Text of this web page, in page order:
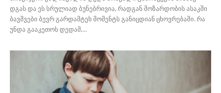
დგას და ეს სრულიად ბუნებრივია, რადგან მოზარდობის ასაკში
ბავშვები ბევრ გარდამტეხ მომენტს განიცდიან ცხოვრებაში. რა
უნდა გააკეთოს დედამ,...